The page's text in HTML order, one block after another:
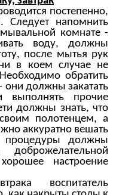
постепенно,
Следует напомнить
комнате -
воду, должны
после мытья рук
в коем случае не
обратить
они должны закатать
выполнять прочие
должны знать, что
полотенцем, а
аккуратно вешать
должны
настроение
воспитатель